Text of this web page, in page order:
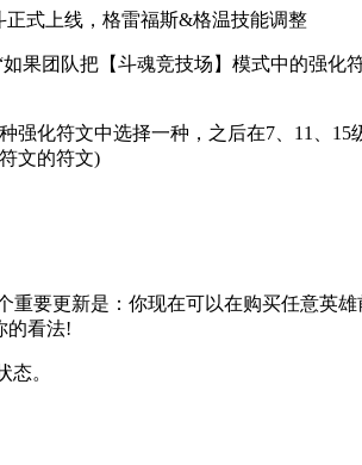
团队把【斗魂竞技场】模式中的强化
符文中选择一种，之后在7、11、15
文的符文)
要更新是：你现在可以在购买任意英
的看法!
。